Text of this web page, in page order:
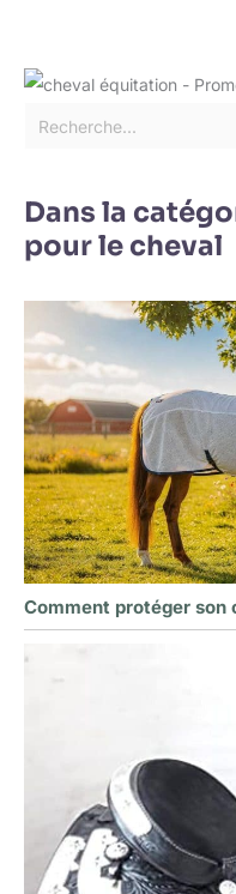
Dans la
pour le cheval
Comment protéger son